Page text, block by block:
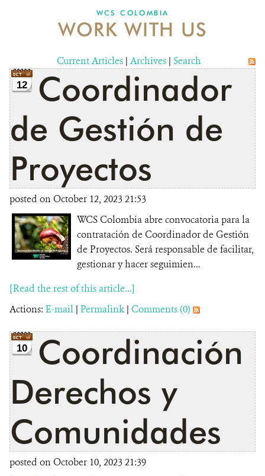
NEWS
PUBLICATIONS
ANNUAL REPORT WCS COLOMBIA
MEDIA COVERAGE
GRIEVANCE REDRESS MECHANISM
DONATE
WCS COLOMBIA
WORK WITH US
Current Articles | Archives | Search
12
Coordinador
de Gestión de
Proyectos
posted on October 12, 2023 21:53
WCS Colombia abre convocatoria para la
contratación de Coordinador de Gestión
de Proyectos. Será responsable de facilitar,
gestionar y hacer seguimien...
[Read the rest of this article...]
Actions: E-mail | Permalink | Comments (0)
10
Coordinación
Derechos y
Comunidades
posted on October 10, 2023 21:39